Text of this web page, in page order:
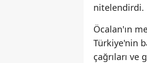
nitelendirdi.
Öcalan'ın
Türkiye'nin
çağrıları